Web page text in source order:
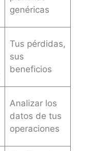
genéricas
Tus pérdidas,
sus
beneficios
Analizar los
datos de tus
operaciones